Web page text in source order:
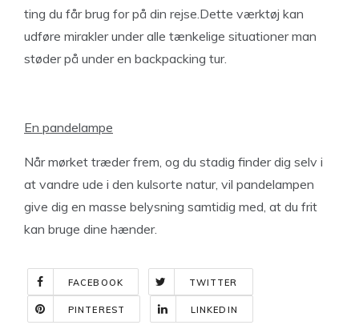
ting du får brug for på din rejse.Dette værktøj kan
udføre mirakler under alle tænkelige situationer man
støder på under en backpacking tur.
En pandelampe
Når mørket træder frem, og du stadig finder dig selv i
at vandre ude i den kulsorte natur, vil pandelampen
give dig en masse belysning samtidig med, at du frit
kan bruge dine hænder.
FACEBOOK TWITTER
PINTEREST LINKEDIN